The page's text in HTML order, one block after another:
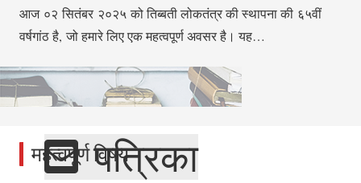
आज ०२ सितंबर २०२५ को तिब्बती लोकतंत्र की स्थापना की ६५वीं
वर्षगांठ है, जो हमारे लिए एक महत्वपूर्ण अवसर है। यह…
पत्रिका
महत्वपूर्ण विषय